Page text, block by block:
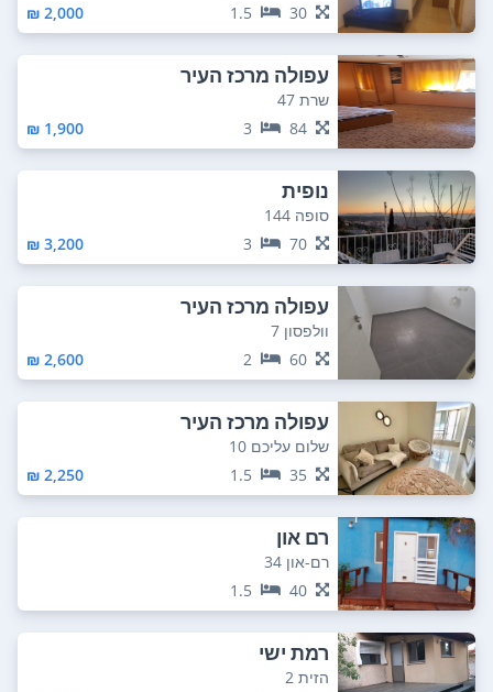
30
1.5
2,000 ₪
עפולה מרכז העיר
שרת 47
84
3
1,900 ₪
נופית
סופה 144
70
3
3,200 ₪
עפולה מרכז העיר
וולפסון 7
60
2
2,600 ₪
עפולה מרכז העיר
שלום עליכם 10
35
1.5
2,250 ₪
רם און
רם-און 34
40
1.5
רמת ישי
הזית 2